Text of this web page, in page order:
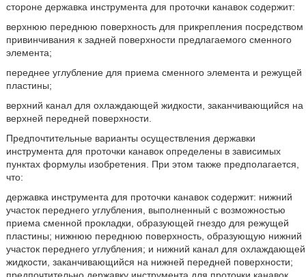
стороне державка инструмента для проточки канавок содержит:
верхнюю переднюю поверхность для прикрепления посредством
привинчивания к задней поверхности предлагаемого сменного
элемента;
переднее углубление для приема сменного элемента и режущей
пластины;
верхний канал для охлаждающей жидкости, заканчивающийся на
верхней передней поверхности.
Предпочтительные варианты осуществления державки
инструмента для проточки канавок определены в зависимых
пунктах формулы изобретения. При этом также предполагается,
что:
державка инструмента для проточки канавок содержит: нижний
участок переднего углубления, выполненный с возможностью
приема сменной прокладки, образующей гнездо для режущей
пластины; нижнюю переднюю поверхность, образующую нижний
участок переднего углубления; и нижний канал для охлаждающей
жидкости, заканчивающийся на нижней передней поверхности;